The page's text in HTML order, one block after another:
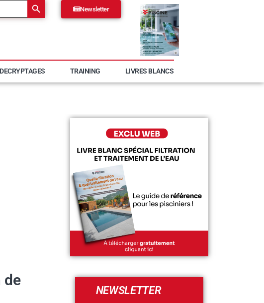
Newsletter
DECRYPTAGES TRAINING LIVRES BLANCS
de
NEWSLETTER